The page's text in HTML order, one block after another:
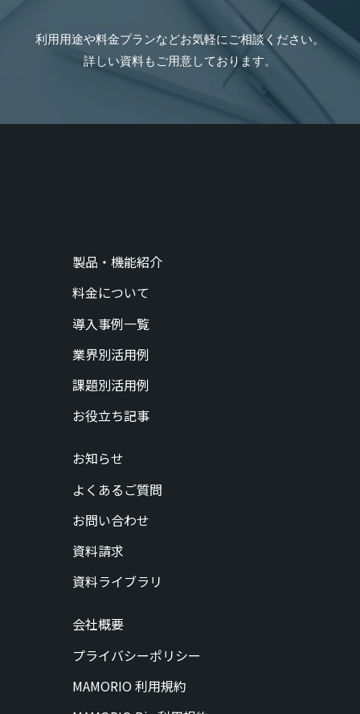
利用用途や料金プランなどお気軽にご相談ください。
詳しい資料もご用意しております。
製品・機能紹介
料金について
導入事例一覧
業界別活用例
課題別活用例
お役立ち記事
お知らせ
よくあるご質問
お問い合わせ
資料請求
資料ライブラリ
会社概要
プライバシーポリシー
MAMORIO 利用規約